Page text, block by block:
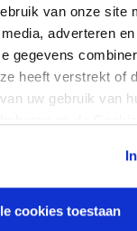
van onze site
adverteren
gegevens
heeft verstrekt of
uw gebruik van
cookies toestaan
FOUNDATION